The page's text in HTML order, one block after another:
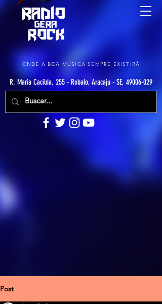
ONDE A BOA MÚSICA SEMPRE EXISTIRÁ
R. Maria Cacilda, 255 - Robalo, Aracaju - SE, 49006-029
Post